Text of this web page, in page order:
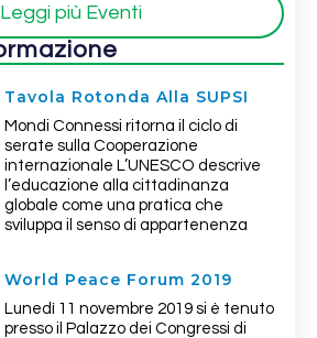
Leggi più Eventi
Tavola Rotonda Alla SUPSI
Mondi Connessi ritorna il ciclo di
serate sulla Cooperazione
internazionale L’UNESCO descrive
l’educazione alla cittadinanza
globale come una pratica che
sviluppa il senso di appartenenza
World Peace Forum 2019
Lunedì 11 novembre 2019 si è tenuto
presso il Palazzo dei Congressi di